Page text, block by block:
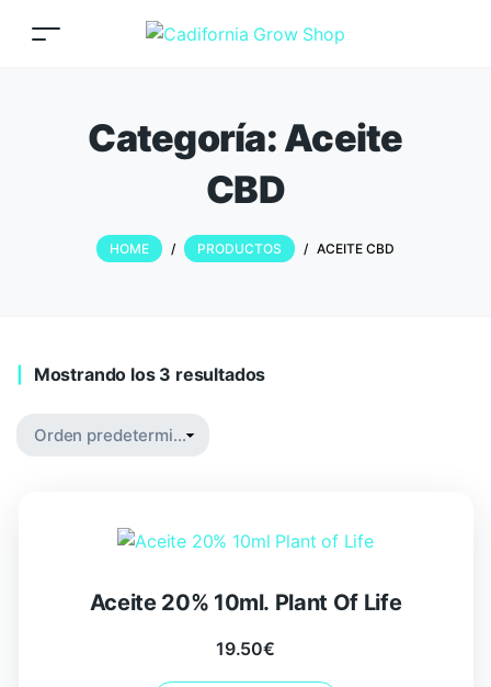
Categoría:Aceite
CBD
HOME / PRODUCTOS / ACEITE CBD
Mostrando los 3 resultados
Aceite 20% 10ml. Plant Of Life
19.50€